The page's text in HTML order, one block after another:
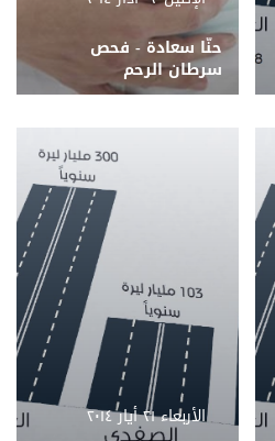
حنّا سعادة - فحص
سرطان الرحم
الأربعاء ٢١ أيار ٢٠١٤